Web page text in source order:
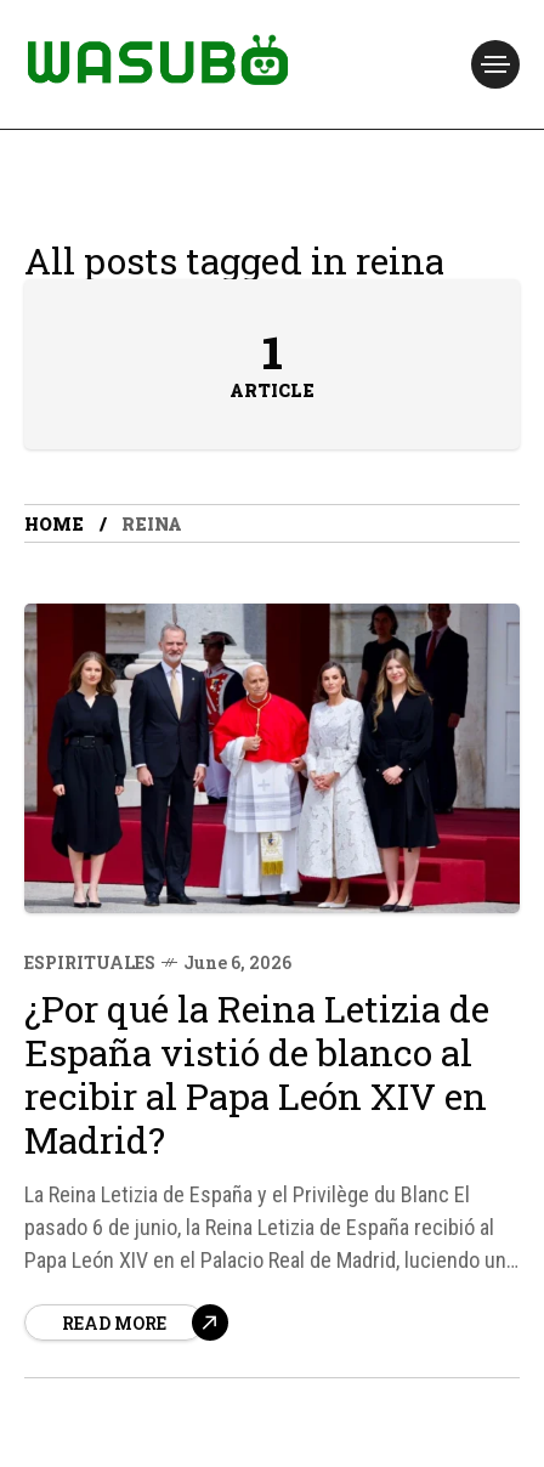
All posts tagged in reina
1
ARTICLE
HOME REINA
ESPIRITUALES June 6, 2026
¿Por qué la Reina Letizia de
España vistió de blanco al
recibir al Papa León XIV en
Madrid?
La Reina Letizia de España y el Privilège du Blanc El
pasado 6 de junio, la Reina Letizia de España recibió al
Papa León XIV en el Palacio Real de Madrid, luciendo un
Privilège du blanc. Este antiguo honor pontificio se
READ MORE